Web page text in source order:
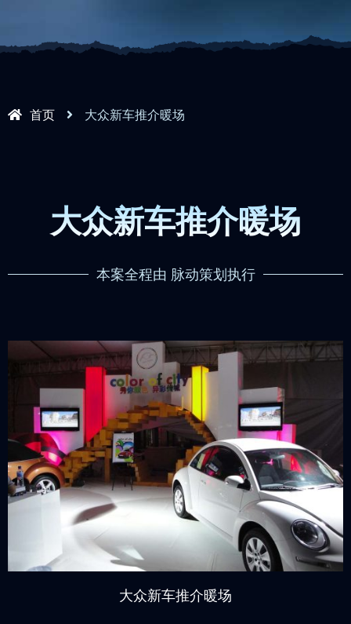
首页 大众新车推介暖场
大众新车推介暖场
本案全程由 脉动策划执行
大众新车推介暖场